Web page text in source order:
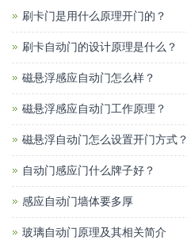
刷卡门是用什么原理开门的？
刷卡自动门的设计原理是什么？
磁悬浮感应自动门怎么样？
磁悬浮感应自动门工作原理？
磁悬浮自动门怎么设置开门方式？
自动门感应门什么牌子好？
感应自动门墙体要多厚
玻璃自动门原理及其相关简介